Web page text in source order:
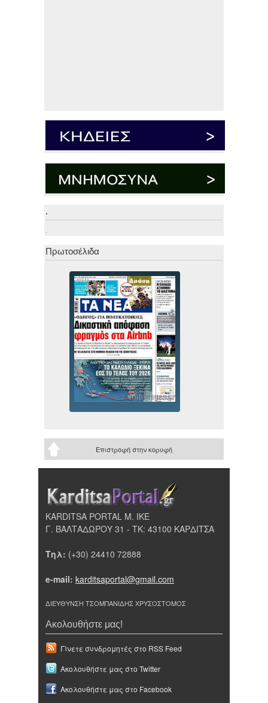
.
.
Πρωτοσέλιδα
Επιστροφή στην κορυφή
KARDITSA PORTAL Μ. ΙΚΕ
Γ. ΒΑΛΤΑΔΩΡΟΥ 31 - ΤΚ: 43100 ΚΑΡΔΙΤΣΑ
Τηλ: (+30) 24410 72888
e-mail: karditsaportal@gmail.com
ΔΙΕΥΘΥΝΣΗ ΤΣΟΜΠΑΝΙΔΗΣ ΧΡΥΣΟΣΤΟΜΟΣ
Ακολουθήστε μας!
Γίνετε συνδρομητές στο RSS Feed
Ακολουθήστε μας στο Twitter
Ακολουθήστε μας στο Facebook